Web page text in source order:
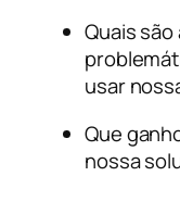
Quais
usar
Que
nossa